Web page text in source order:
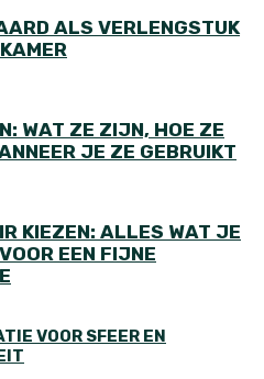
ALS VERLENGSTUK
WAT ZE ZIJN, HOE ZE
JE ZE GEBRUIKT
KIEZEN: ALLES WAT JE
EEN FIJNE